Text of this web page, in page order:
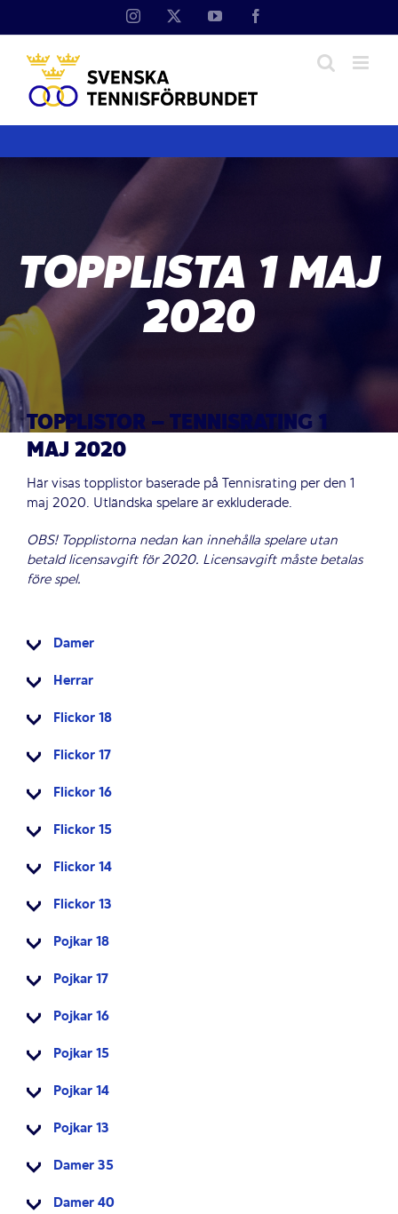
Instagram YouTube
TOPPLISTA 1 MAJ
2020
TOPPLISTOR – TENNISRATING 1
MAJ 2020
Här visas topplistor baserade på Tennisrating per den 1
maj 2020. Utländska spelare är exkluderade.
OBS! Topplistorna nedan kan innehålla spelare utan
betald licensavgift för 2020. Licensavgift måste betalas
före spel.
Damer
Herrar
Flickor 18
Flickor 17
Flickor 16
Flickor 15
Flickor 14
Flickor 13
Pojkar 18
Pojkar 17
Pojkar 16
Pojkar 15
Pojkar 14
Pojkar 13
Damer 35
Damer 40